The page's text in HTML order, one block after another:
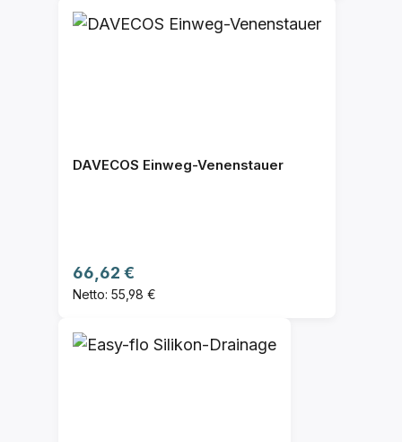
DAVECOS Einweg-Venenstauer
Regulärer Preis:
66,62 €
Netto: 55,98 €